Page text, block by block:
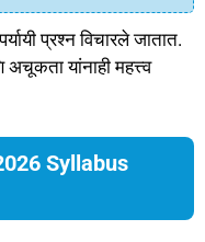
प्रश्न विचारले जातात.
यांनाही महत्त्व
Syllabus